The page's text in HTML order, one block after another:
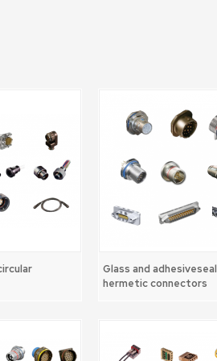
Glass and adhesiveseal
hermetic connectors